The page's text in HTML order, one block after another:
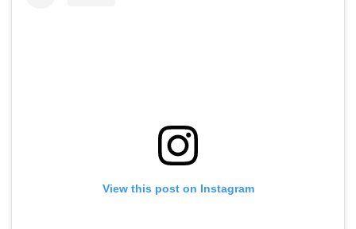
View this post on Instagram